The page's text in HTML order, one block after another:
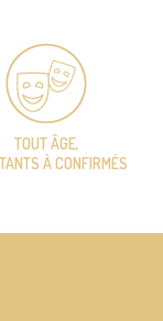
TOUT ÂGE,
À CONFIRMÉS